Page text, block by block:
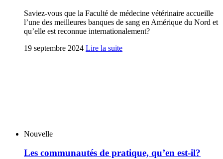
Saviez-vous que la Faculté de médecine vétérinaire accueille
l’une des meilleures banques de sang en Amérique du Nord et
qu’elle est reconnue internationalement?
19 septembre 2024 Lire la suite
Nouvelle
Les communautés de pratique, qu’en est-il?